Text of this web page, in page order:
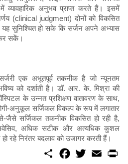
अनुभव प्राप्त करते हैं। इसमें
(clinical judgment) दोनों को विकसित
यह सुनिश्चित हो सके कि सर्जन अपने अभ्यास
सकें।
एक अभूतपूर्व तकनीक है जो न्यूनतम
को दर्शाती है। डॉ. आर. के. मिश्रा की
के उन्नत प्रशिक्षण वातावरण के साथ,
अनुकूल सर्जिकल विकल्प के रूप में लगातार
जैसे सर्जिकल तकनीक विकसित हो रही है,
अधिक सटीक और अत्यधिक कुशल
रहे निरंतर बदलाव को उजागर करती हैं।
S
w
E
m